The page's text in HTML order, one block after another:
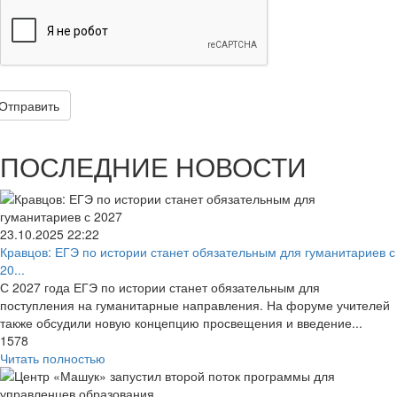
ПОСЛЕДНИЕ НОВОСТИ
23.10.2025 22:22
Кравцов: ЕГЭ по истории станет обязательным для гуманитариев с
20...
С 2027 года ЕГЭ по истории станет обязательным для
поступления на гуманитарные направления. На форуме учителей
также обсудили новую концепцию просвещения и введение...
1578
Читать полностью